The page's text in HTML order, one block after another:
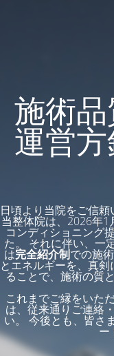
施術品
運営方
日頃より当院をご信頼
当整体院は、2026年1
コンディショニング
た。 それに伴い、一
は完全紹介制での施
とエネルギーを、真剣
ることで、施術の質
これまでご縁をいた
は、従来通りご連絡
い。 今後とも、皆さ
ー